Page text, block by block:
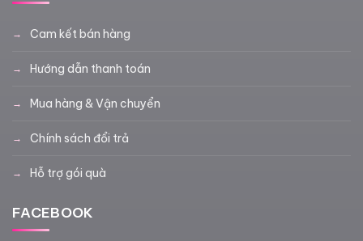
Cam kết bán hàng
Hướng dẫn thanh toán
Mua hàng & Vận chuyển
Chính sách đổi trả
Hỗ trợ gói quà
FACEBOOK